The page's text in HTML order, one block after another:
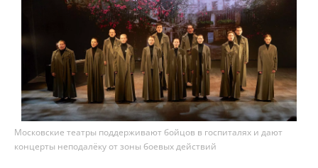
Московские театры поддерживают бойцов в госпиталях и дают
концерты неподалёку от зоны боевых действий